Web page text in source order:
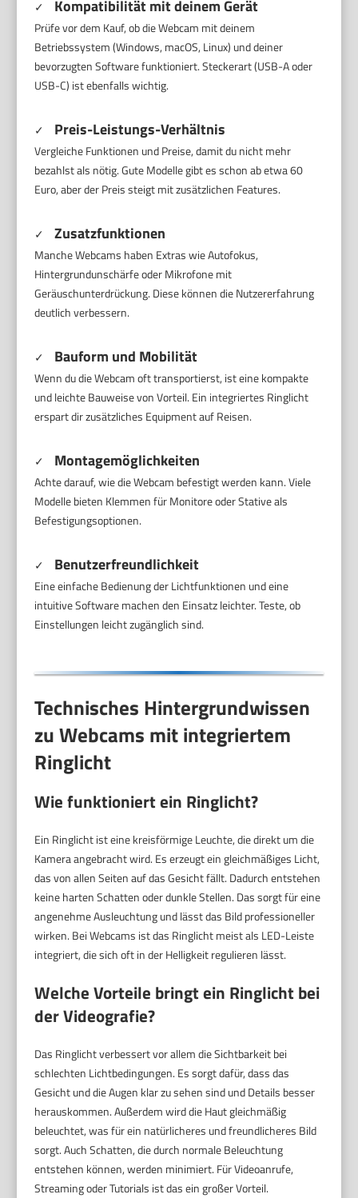
✓ Kompatibilität mit deinem Gerät
Prüfe vor dem Kauf, ob die Webcam mit deinem
Betriebssystem (Windows, macOS, Linux) und deiner
bevorzugten Software funktioniert. Steckerart (USB-A oder
USB-C) ist ebenfalls wichtig.
✓ Preis-Leistungs-Verhältnis
Vergleiche Funktionen und Preise, damit du nicht mehr
bezahlst als nötig. Gute Modelle gibt es schon ab etwa 60
Euro, aber der Preis steigt mit zusätzlichen Features.
✓ Zusatzfunktionen
Manche Webcams haben Extras wie Autofokus,
Hintergrundunschärfe oder Mikrofone mit
Geräuschunterdrückung. Diese können die Nutzererfahrung
deutlich verbessern.
✓ Bauform und Mobilität
Wenn du die Webcam oft transportierst, ist eine kompakte
und leichte Bauweise von Vorteil. Ein integriertes Ringlicht
erspart dir zusätzliches Equipment auf Reisen.
✓ Montagemöglichkeiten
Achte darauf, wie die Webcam befestigt werden kann. Viele
Modelle bieten Klemmen für Monitore oder Stative als
Befestigungsoptionen.
✓ Benutzerfreundlichkeit
Eine einfache Bedienung der Lichtfunktionen und eine
intuitive Software machen den Einsatz leichter. Teste, ob
Einstellungen leicht zugänglich sind.
Technisches Hintergrundwissen
zu Webcams mit integriertem
Ringlicht
Wie funktioniert ein Ringlicht?
Ein Ringlicht ist eine kreisförmige Leuchte, die direkt um die
Kamera angebracht wird. Es erzeugt ein gleichmäßiges Licht,
das von allen Seiten auf das Gesicht fällt. Dadurch entstehen
keine harten Schatten oder dunkle Stellen. Das sorgt für eine
angenehme Ausleuchtung und lässt das Bild professioneller
wirken. Bei Webcams ist das Ringlicht meist als LED-Leiste
integriert, die sich oft in der Helligkeit regulieren lässt.
Welche Vorteile bringt ein Ringlicht bei
der Videografie?
Das Ringlicht verbessert vor allem die Sichtbarkeit bei
schlechten Lichtbedingungen. Es sorgt dafür, dass das
Gesicht und die Augen klar zu sehen sind und Details besser
herauskommen. Außerdem wird die Haut gleichmäßig
beleuchtet, was für ein natürlicheres und freundlicheres Bild
sorgt. Auch Schatten, die durch normale Beleuchtung
entstehen können, werden minimiert. Für Videoanrufe,
Streaming oder Tutorials ist das ein großer Vorteil.